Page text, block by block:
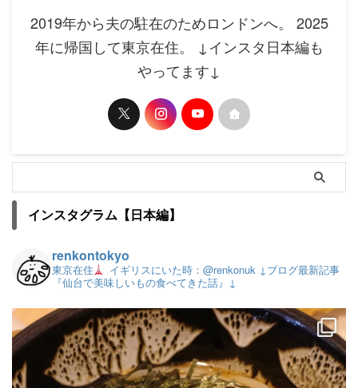
2019年から夫の駐在のためロンドンへ。 2025
年に帰国して東京在住。 ↓インスタ日本編も
やってます↓
インスタグラム【日本編】
renkontokyo
東京在住 イギリスにいた時：@renkonuk ↓ブログ最新記事
『仙台で美味しいもの食べてきた話』↓